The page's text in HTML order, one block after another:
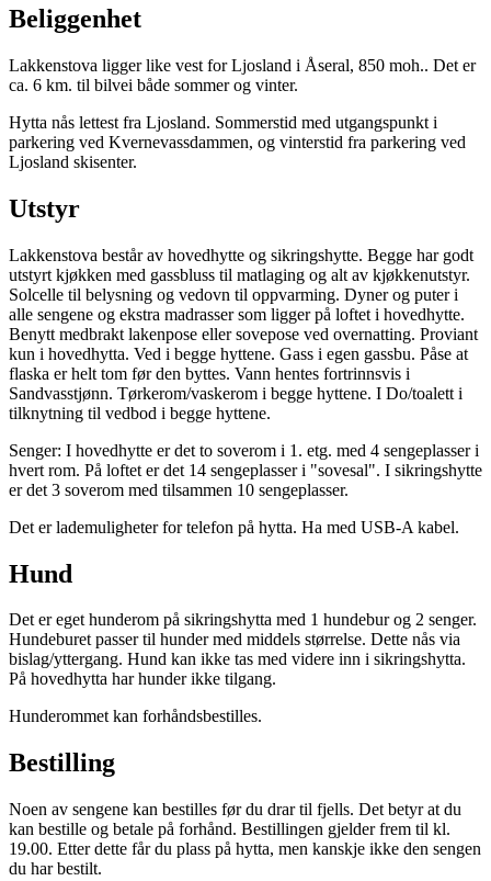
Beliggenhet
Lakkenstova ligger like vest for Ljosland i Åseral, 850 moh.. Det er
ca. 6 km. til bilvei både sommer og vinter.
Hytta nås lettest fra Ljosland. Sommerstid med utgangspunkt i
parkering ved Kvernevassdammen, og vinterstid fra parkering ved
Ljosland skisenter.
Utstyr
Lakkenstova består av hovedhytte og sikringshytte. Begge har godt
utstyrt kjøkken med gassbluss til matlaging og alt av kjøkkenutstyr.
Solcelle til belysning og vedovn til oppvarming. Dyner og puter i
alle sengene og ekstra madrasser som ligger på loftet i hovedhytte.
Benytt medbrakt lakenpose eller sovepose ved overnatting. Proviant
kun i hovedhytta. Ved i begge hyttene. Gass i egen gassbu. Påse at
flaska er helt tom før den byttes. Vann hentes fortrinnsvis i
Sandvasstjønn. Tørkerom/vaskerom i begge hyttene. I Do/toalett i
tilknytning til vedbod i begge hyttene.
Senger: I hovedhytte er det to soverom i 1. etg. med 4 sengeplasser i
hvert rom. På loftet er det 14 sengeplasser i "sovesal". I sikringshytte
er det 3 soverom med tilsammen 10 sengeplasser.
Det er lademuligheter for telefon på hytta. Ha med USB-A kabel.
Hund
Det er eget hunderom på sikringshytta med 1 hundebur og 2 senger.
Hundeburet passer til hunder med middels størrelse. Dette nås via
bislag/yttergang. Hund kan ikke tas med videre inn i sikringshytta.
På hovedhytta har hunder ikke tilgang.
Hunderommet kan forhåndsbestilles.
Bestilling
Noen av sengene kan bestilles før du drar til fjells. Det betyr at du
kan bestille og betale på forhånd. Bestillingen gjelder frem til kl.
19.00. Etter dette får du plass på hytta, men kanskje ikke den sengen
du har bestilt.